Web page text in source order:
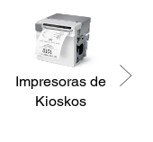
Impresoras de
Kioskos